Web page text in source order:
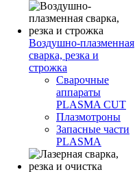
Воздушно-плазменная
сварка, резка и
строжка
Сварочные
аппараты
PLASMA CUT
Плазмотроны
Запасные части
PLASMA